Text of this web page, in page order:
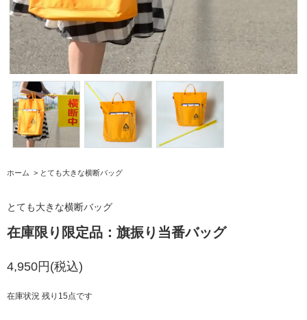
ホーム > とても大きな横断バッグ
とても大きな横断バッグ
在庫限り限定品：旗振り当番バッグ
4,950円(税込)
在庫状況 残り15点です